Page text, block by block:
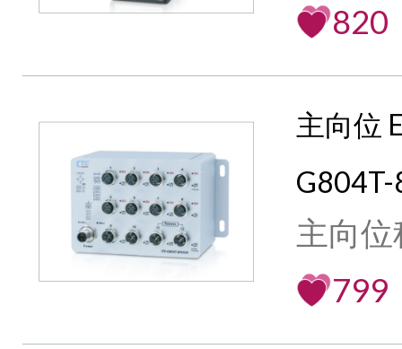
820
主向位
主向
799